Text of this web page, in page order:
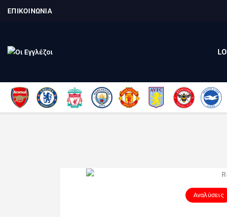
ΕΠΙΚΟΙΝΩΝΙΑ
Αναλύσεις